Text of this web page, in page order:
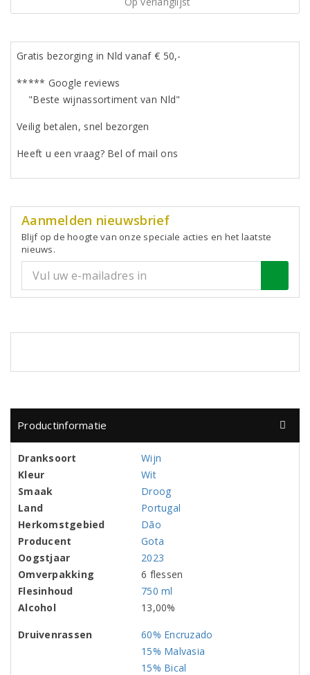
Gratis bezorging in Nld vanaf € 50,-
***** Google reviews
"Beste wijnassortiment van Nld"
Veilig betalen, snel bezorgen
Heeft u een vraag? Bel of mail ons
Aanmelden nieuwsbrief
Blijf op de hoogte van onze speciale acties en het laatste
nieuws.
Productinformatie
Dranksoort
Wijn
Kleur
Wit
Smaak
Droog
Land
Portugal
Herkomstgebied
Dão
Producent
Gota
Oogstjaar
2023
Omverpakking
6 flessen
Flesinhoud
750 ml
Alcohol
13,00%
Druivenrassen
60% Encruzado
15% Malvasia
15% Bical